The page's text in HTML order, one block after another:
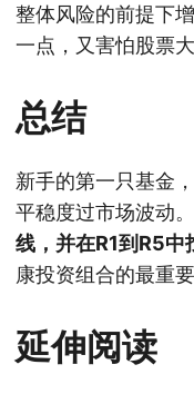
整体风险的前提下
一点，又害怕股票
总结
新手的第一只基金
平稳度过市场波动。
线，并在R1到R5中
康投资组合的最重要
延伸阅读